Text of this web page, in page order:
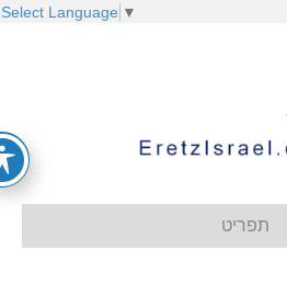
Select Language
תפריט